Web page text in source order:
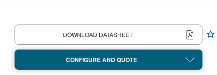
DEUTSCH
VIỆT NAM
简体中文
DOWNLOAD DATASHEET
CONFIGURE AND QUOTE